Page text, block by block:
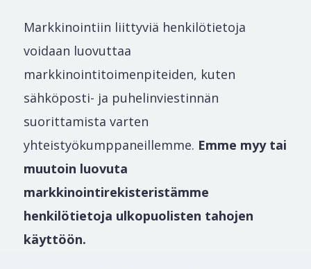
Markkinointiin liittyviä henkilötietoja
voidaan luovuttaa
markkinointitoimenpiteiden, kuten
sähköposti- ja puhelinviestinnän
suorittamista varten
yhteistyökumppaneillemme. Emme myy tai
muutoin luovuta
markkinointirekisteristämme
henkilötietoja ulkopuolisten tahojen
käyttöön.